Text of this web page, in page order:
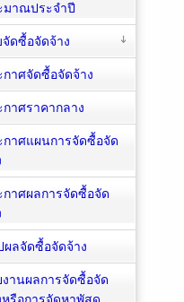
มาณประจำปี
ดซื้อจัดจ้าง
กาศจัดซื้อจัดจ้าง
กาศราคากลาง
กาศแผนการจัดซื้อจัด
กาศผลการจัดซื้อจัด
ผลจัดซื้อจัดจ้าง
งานผลการจัดซื้อจัด